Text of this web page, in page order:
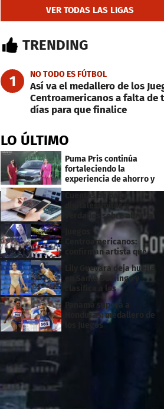
VER TODAS LAS LIGAS
TRENDING
1 NO TODO ES FÚTBOL
Así va el medallero de los
Centroamericanos a falta de
días para que finalice
LO ÚLTIMO
Puma Pris continúa
fortaleciendo la
experiencia de ahorro y
beneficios para sus
clientes
Cuentas de pago
digitales: mitos y
verdades sobre abrir la
tuya y entrar
Centroamericanos:
confirman artista que
cantará en la ceremonia
de clausura
Lily Guevara deja huella
en Santo Domingo y
clasifica a los
Panamericanos de Lima
Panamá supera a
Honduras: medallero de
los Juegos
Centroamericanos